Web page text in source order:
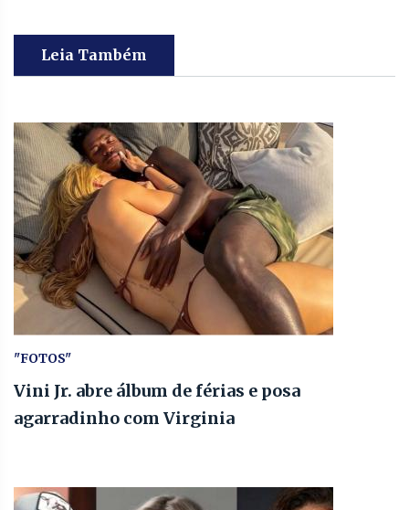
Leia Também
"FOTOS"
Vini Jr. abre álbum de férias e posa
agarradinho com Virginia